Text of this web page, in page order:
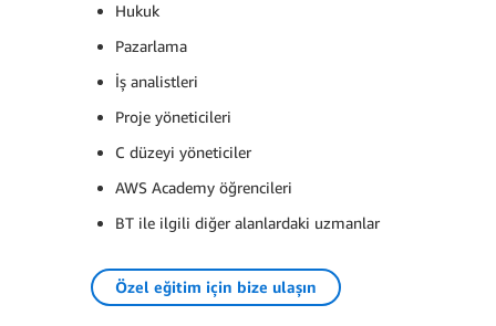
Hukuk
Pazarlama
İş analistleri
Proje yöneticileri
C düzeyi yöneticiler
AWS Academy öğrencileri
BT ile ilgili diğer alanlardaki uzmanlar
Özel eğitim için bize ulaşın